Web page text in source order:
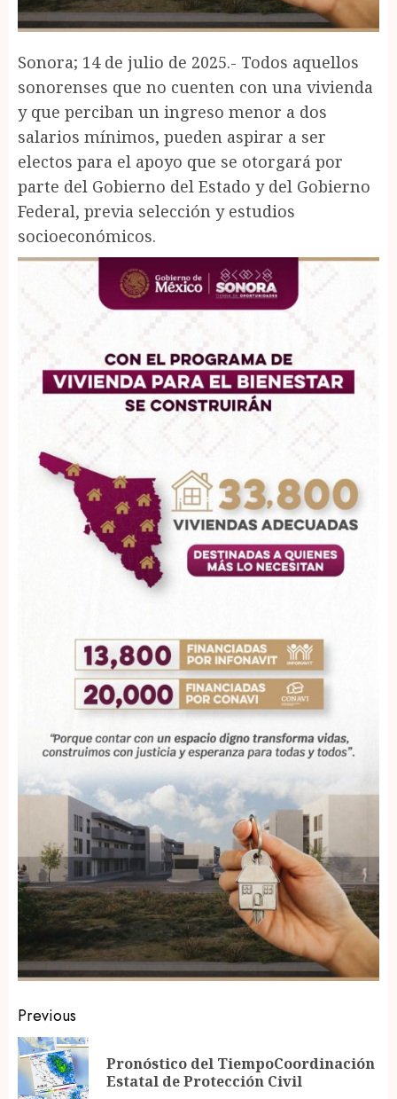
Sonora; 14 de julio de 2025.- Todos aquellos
sonorenses que no cuenten con una vivienda
y que perciban un ingreso menor a dos
salarios mínimos, pueden aspirar a ser
electos para el apoyo que se otorgará por
parte del Gobierno del Estado y del Gobierno
Federal, previa selección y estudios
socioeconómicos.
Post
navigation
Previous
Pronóstico del TiempoCoordinación
Estatal de Protección Civil